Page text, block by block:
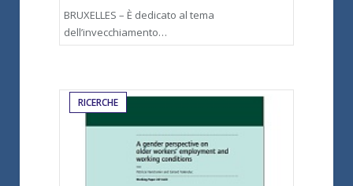
BRUXELLES – È dedicato al tema
dell’invecchiamento…
RICERCHE